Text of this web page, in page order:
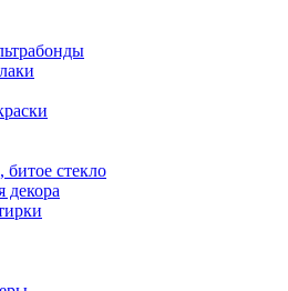
стекло
декора